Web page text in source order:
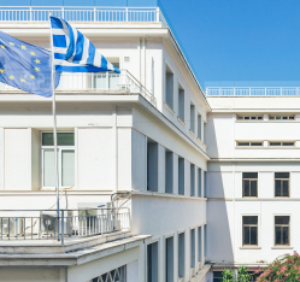
ΕΞΕΤΑΣΕΙΣ
ΣΠΟΥΔΕΣ
ΣΥΝΕΡΓΕΙΕΣ
ΒΙΒΛΙΟΘΗΚΗ